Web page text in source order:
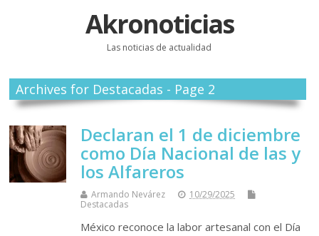
Akronoticias
Las noticias de actualidad
Archives for Destacadas - Page 2
Declaran el 1 de diciembre
como Día Nacional de las y
los Alfareros
Armando Nevárez
10/29/2025
Destacadas
México reconoce la labor artesanal con el Día